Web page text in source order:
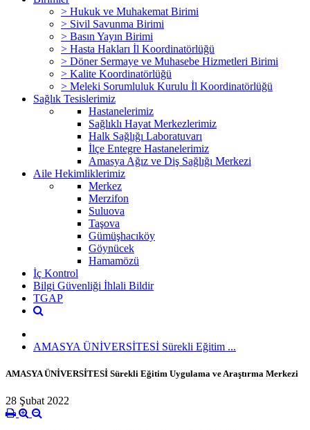
> Hukuk ve Muhakemat Birimi
> Sivil Savunma Birimi
> Basın Yayın Birimi
> Hasta Hakları İl Koordinatörlüğü
> Döner Sermaye ve Muhasebe Hizmetleri Birimi
> Kalite Koordinatörlüğü
> Meleki Sorumluluk Kurulu İl Koordinatörlüğü
Sağlık Tesislerimiz
Hastanelerimiz
Sağlıklı Hayat Merkezlerimiz
Halk Sağlığı Laboratuvarı
İlçe Entegre Hastanelerimiz
Amasya Ağız ve Diş Sağlığı Merkezi
Aile Hekimliklerimiz
Merkez
Merzifon
Suluova
Taşova
Gümüşhacıköy
Göynücek
Hamamözü
İç Kontrol
Bilgi Güvenliği İhlali Bildir
TGAP
AMASYA ÜNİVERSİTESİ Sürekli Eğitim ...
AMASYA ÜNİVERSİTESİ Sürekli Eğitim Uygulama ve Araştırma Merkezi
28 Şubat 2022